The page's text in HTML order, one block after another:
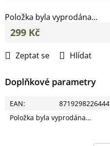
Položka byla vyprodána…
Zeptat se Hlídat
Doplňkové parametry
EAN:
8719298226444
Položka byla vyprodána…
299 Kč
cena: